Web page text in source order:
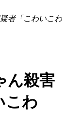
者「こわいこわ
ん殺害
こわ